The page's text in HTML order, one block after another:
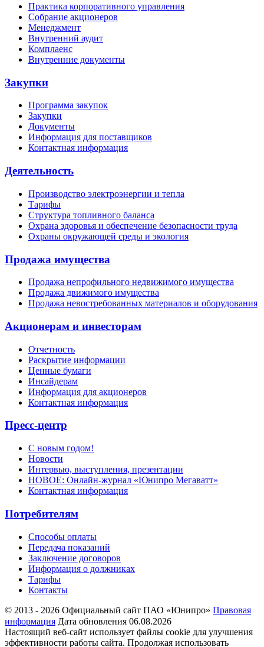
Практика корпоративного управления
Собрание акционеров
Менеджмент
Внутренний аудит
Комплаенс
Внутренние документы
Закупки
Программа закупок
Закупки
Документы
Информация для поставщиков
Контактная информация
Деятельность
Производство электроэнергии и тепла
Тарифы
Структура топливного баланса
Охрана здоровья и обеспечение безопасности труда
Охраны окружающей среды и экология
Продажа имущества
Продажа непрофильного недвижимого имущества
Продажа движимого имущества
Продажа невостребованных материалов и оборудования
Акционерам и инвесторам
Отчетность
Раскрытие информации
Ценные бумаги
Инсайдерам
Информация для акционеров
Контактная информация
Пресс-центр
С новым годом!
Новости
Интервью, выступления, презентации
НОВОЕ: Онлайн-журнал «Юнипро Мегаватт»
Контактная информация
Потребителям
Способы оплаты
Передача показаний
Заключение договоров
Информация о должниках
Тарифы
Контакты
© 2013 - 2026 Официальный сайт ПАО «Юнипро» Правовая
информация Дата обновления 06.08.2026
Настоящий веб-сайт использует файлы cookie для улучшения
эффективности работы сайта. Продолжая использовать